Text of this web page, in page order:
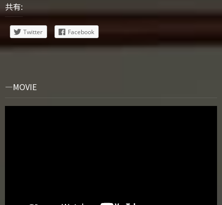
共有:
Twitter Facebook
MOVIE